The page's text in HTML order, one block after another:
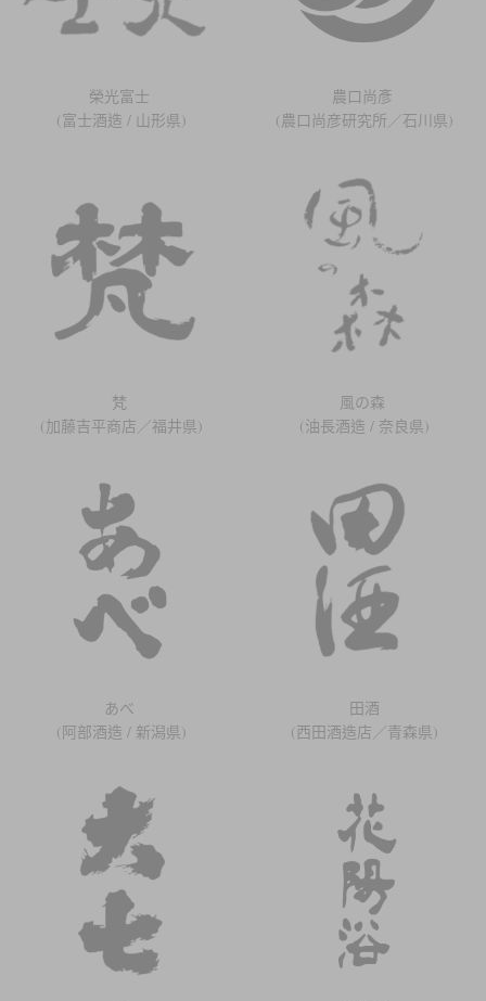
榮光富士
(富士酒造 / 山形県)
農口尚彥
(農口尚彦研究所／石川県)
梵
(加藤吉平商店／福井県)
風の森
(油長酒造 / 奈良県)
あべ
(阿部酒造 / 新潟県)
田酒
(西田酒造店／青森県)